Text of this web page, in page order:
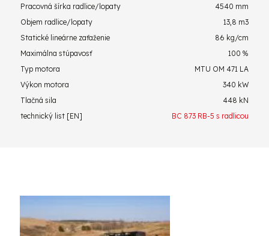
Pracovná šírka radlice/lopaty
4540 mm
Objem radlice/lopaty
13,8 m3
Statické lineárne zaťaženie
86 kg/cm
Maximálna stúpavosť
100 %
Typ motora
MTU OM 471 LA
Výkon motora
340 kW
Tlačná sila
448 kN
technický list [EN]
BC 873 RB-5 s radlicou